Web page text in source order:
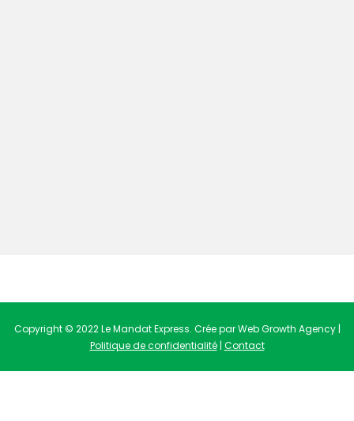
Copyright © 2022 Le Mandat Express. Crée par Web Growth Agency |
Politique de confidentialité| Contact